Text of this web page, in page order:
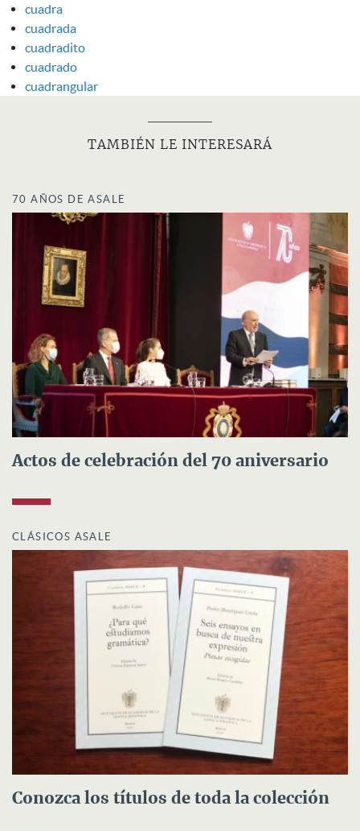
cuadra
cuadrada
cuadradito
cuadrado
cuadrangular
TAMBIÉN LE INTERESARÁ
70 AÑOS DE ASALE
Actos de celebración del 70 aniversario
CLÁSICOS ASALE
Conozca los títulos de toda la colección